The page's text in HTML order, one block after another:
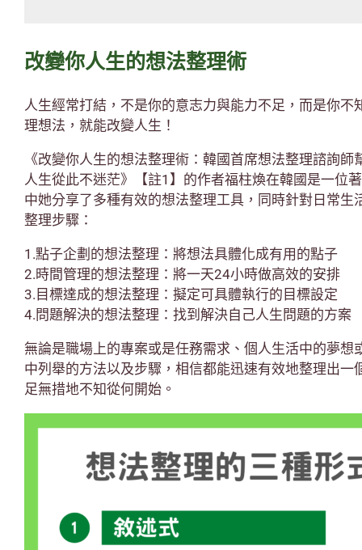
改變你人生的想法整理術
人生經常打結，不是你的意志力與能力不足，而是你不
理想法，就能改變人生！
《改變你人生的想法整理術：韓國首席想法整理諮詢
人生從此不迷茫》【註1】的作者福柱煥在韓國是一位
中她分享了多種有效的想法整理工具，同時針對日常生
整理步驟：
1.點子企劃的想法整理：將想法具體化成有用的點子
2.時間管理的想法整理：將一天24小時做高效的安排
3.目標達成的想法整理：擬定可具體執行的目標設定
4.問題解決的想法整理：找到解決自己人生問題的方案
無論是職場上的專案或是任務需求、個人生活中的夢想
中列舉的方法以及步驟，相信都能迅速有效地整理出一
足無措地不知從何開始。